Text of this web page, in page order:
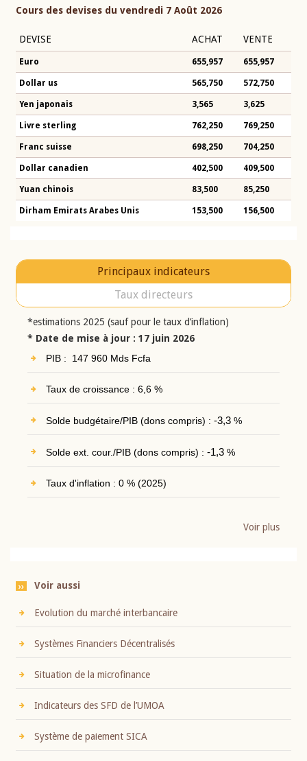
Cours des devises du vendredi 7 Août 2026
DEVISE ACHAT VENTE
Euro 655,957 655,957
Dollar us 565,750 572,750
Yen japonais 3,565 3,625
Livre sterling 762,250 769,250
Franc suisse 698,250 704,250
Dollar canadien 402,500 409,500
Yuan chinois 83,500 85,250
Dirham Emirats Arabes Unis 153,500 156,500
Principaux indicateurs
Taux directeurs
*estimations 2025 (sauf pour le taux d’inflation)
* Date de mise à jour : 17 juin 2026
PIB : 147 960 Mds Fcfa
Taux de croissance : 6,6 %
Solde budgétaire/PIB (dons compris) : -3,3%
Solde ext. cour./PIB (dons compris) : -1,3%
Taux d'inflation : 0 % (2025)
Voir plus
Voir aussi
Evolution du marché interbancaire
Systèmes Financiers Décentralisés
Situation de la microfinance
Indicateurs des SFD de l’UMOA
Système de paiement SICA